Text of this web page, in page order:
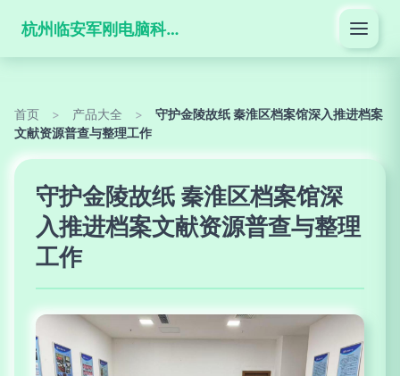
杭州临安军刚电脑科技有限公司
首页 > 产品大全 >
守护金陵故纸 秦淮区档案馆深入推进档案
文献资源普查与整理工作
守护金陵故纸 秦淮区档案馆深
入推进档案文献资源普查与整理
工作